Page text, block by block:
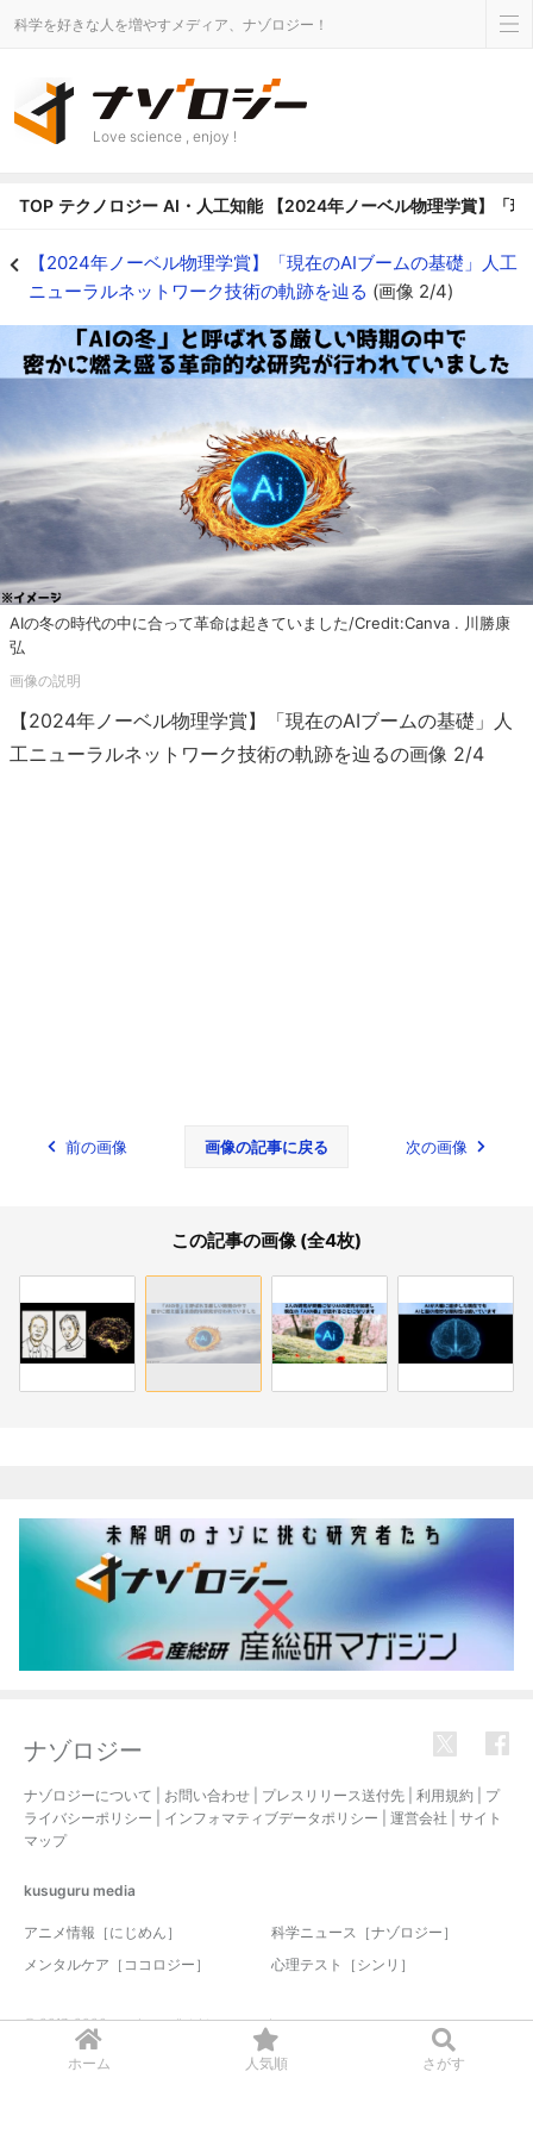
ホーム 人気順 さがす
科学を好きな人を増やすメディア、ナゾロジー！
Love science , enjoy !
TOP テクノロジー AI・人工知能 【2024年ノーベル物理学賞】「
【2024年ノーベル物理学賞】「現在のAIブームの基礎」人工
ニューラルネットワーク技術の軌跡を辿る (画像 2/4)
AIの冬の時代の中に合って革命は起きていました/Credit:Canva . 川勝康
弘
【2024年ノーベル物理学賞】「現在のAIブームの基礎」人
工ニューラルネットワーク技術の軌跡を辿るの画像 2/4
前の画像 画像の記事に戻る 次の画像
この記事の画像 (全4枚)
ナゾロジー
ナゾロジーについて お問い合わせ プレスリリース送付先 利用規約
プ
ライバシーポリシー
インフォマティブデータポリシー 運営会社
サイト
マップ
kusuguru media
アニメ情報［にじめん］
科学ニュース［ナゾロジー］
メンタルケア［ココロジー］
心理テスト［シンリ］
© 2017-2026 nazology. all rights reserved.